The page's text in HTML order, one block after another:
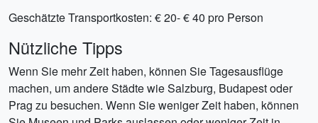
Geschätzte Transportkosten: € 20- € 40 pro Person
Nützliche Tipps
Wenn Sie mehr Zeit haben, können Sie Tagesausflüge
machen, um andere Städte wie Salzburg, Budapest oder
Prag zu besuchen. Wenn Sie weniger Zeit haben, können